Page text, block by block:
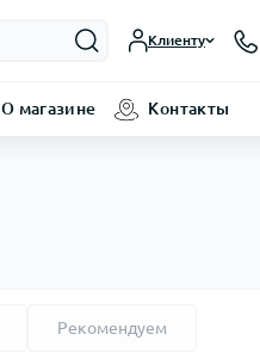
Клиенту
О магазине Контакты
Рекомендуем